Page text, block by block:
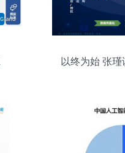
以终为始 张